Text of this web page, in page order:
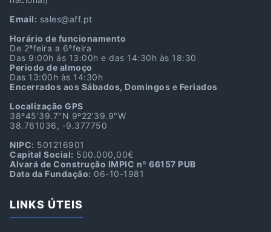
Email: sales@aff.pt
Horário de funcionamento
De 2ªfeira a 6ªfeira
Das 9:00h ás 13:00h e das 14:30h às 18:30
Periodo de almoço
Das 13:00h às 14:30h
Encerrados aos Sábados, Domingos e Feriados
Localização GPS
38º45’39.7″N 9º22’39.9″W
38.761036, -9.377750
NIPC: 501216901
Capital Social: 500.000,00€
Alvará de Construção IMPIC nº 66157 PUB
Data da Fundação: 06-10-1981
LINKS ÚTEIS